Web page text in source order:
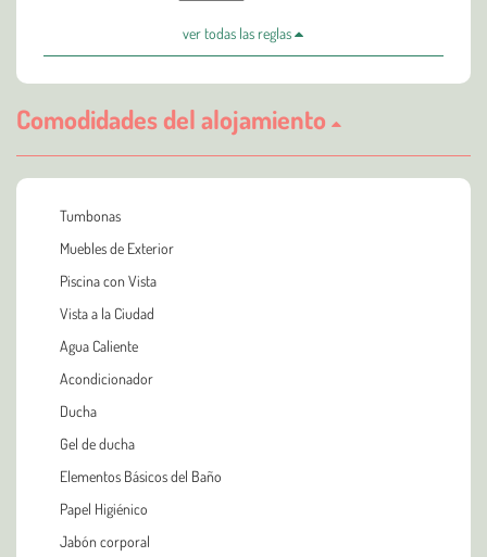
ver todas las reglas
Comodidades del alojamiento
Tumbonas
Muebles de Exterior
Piscina con Vista
Vista a la Ciudad
Agua Caliente
Acondicionador
Ducha
Gel de ducha
Elementos Básicos del Baño
Papel Higiénico
Jabón corporal